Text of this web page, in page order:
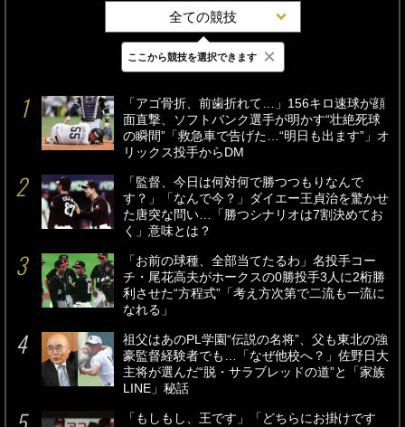
全ての競技
最新 24時間 週間
「アゴ骨折、前歯折れて…」156キロ速球が顔
面直撃、ソフトバンク選手が明かす“壮絶死球
の瞬間”「救急車で告げた…“明日も出ます”」オ
リックス投手からDM
「監督、今日は何対何で勝つつもりなんで
す？」「なんで今？」ダイエー王貞治を驚かせ
た唐突な問い…「勝つシナリオは7割決めてお
く」意味とは？
「お前の球種、全部当てたるわ」名投手コー
チ・尾花高夫がホークスの0勝投手3人に2桁勝
利させた“方程式”「考え方次第で二流も一流に
なれる」
祖父はあのPL学園“伝説の名将”、父も東北の強
豪監督経験者でも…「なぜ他校へ？」佐野日大
主将が選んだ“脱・サラブレッドの道”と「家族
LINE」秘話
「もしもし、王です」「どちらにお掛けです
ここから競技を選択できます ×